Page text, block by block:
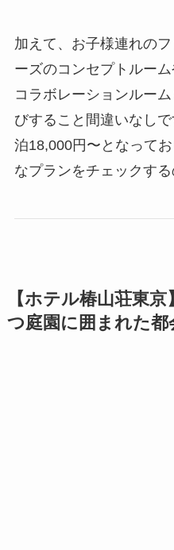
加えて、お子様連れの
ーズのコンセプトルー
コラボレーションルー
びすること間違いなし
泊18,000円〜となってお
なプランをチェックする
【ホテル椿山荘東
つ庭園に囲まれた都